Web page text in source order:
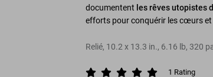
documentent les rêves utopistes
efforts pour conquérir les cœurs et
Relié, 10.2 x 13.3 in., 6.16 lb, 320
1 Rating